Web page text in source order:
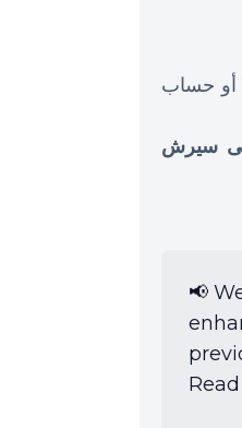
بمعنى أنه إذا كان لديك حساب على أدوات مشرفي المواقع، وكانت لديك قناة YouTube أو حساب
سيرش
📢